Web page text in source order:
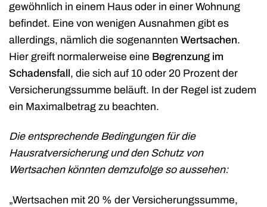
gewöhnlich in einem Haus oder in einer Wohnung
befindet. Eine von wenigen Ausnahmen gibt es
allerdings, nämlich die sogenannten Wertsachen.
Hier greift normalerweise eine Begrenzung im
Schadensfall, die sich auf 10 oder 20 Prozent der
Versicherungssumme beläuft. In der Regel ist zudem
ein Maximalbetrag zu beachten.
Die entsprechende Bedingungen für die
Hausratversicherung und den Schutz von
Wertsachen könnten demzufolge so aussehen:
„Wertsachen mit 20 % der Versicherungssumme,